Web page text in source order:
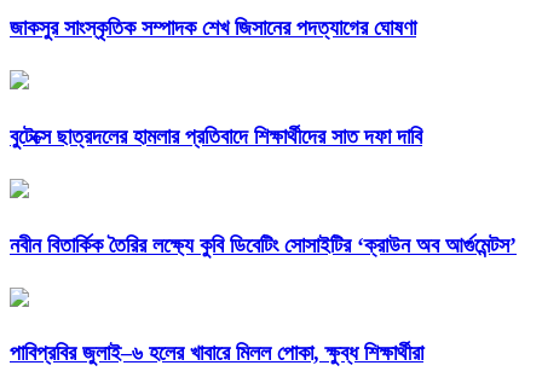
জাকসুর সাংস্কৃতিক সম্পাদক শেখ জিসানের পদত্যাগের ঘোষণা
বুটেক্সে ছাত্রদলের হামলার প্রতিবাদে শিক্ষার্থীদের সাত দফা দাবি
নবীন বিতার্কিক তৈরির লক্ষ্যে কুবি ডিবেটিং সোসাইটির ‘ক্রাউন অব আর্গুমেন্টস’
পাবিপ্রবির জুলাই–৬ হলের খাবারে মিলল পোকা, ক্ষুব্ধ শিক্ষার্থীরা